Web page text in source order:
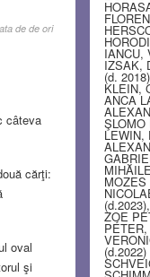
de de ori
câteva
cărţi:
oval
şi
IANCU,
IZSAK,
(d.
KLEIN,
ANCA
LEWIN,
ZOE